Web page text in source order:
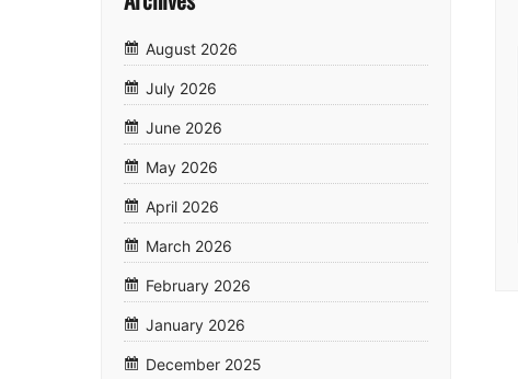
August 2026
July 2026
June 2026
May 2026
April 2026
March 2026
February 2026
January 2026
December 2025